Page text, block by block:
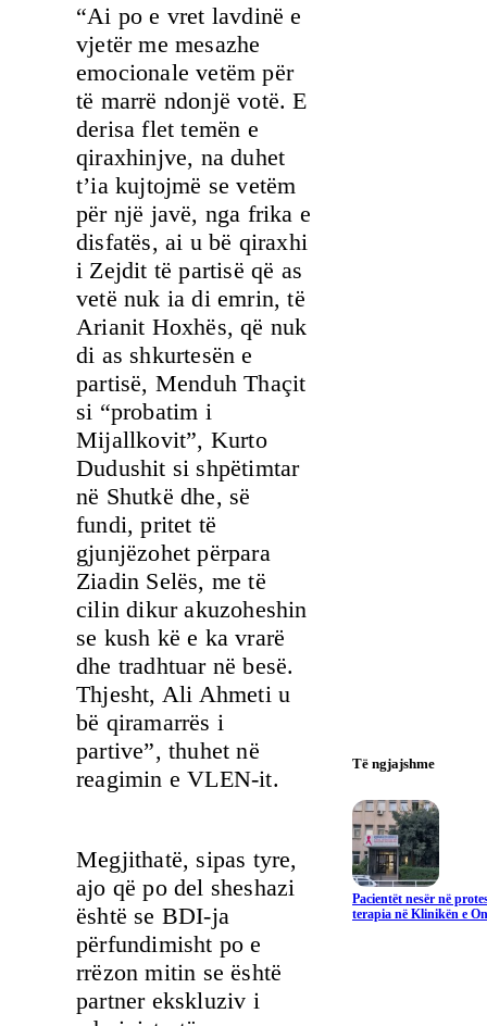
“Ai po e vret lavdinë e
vjetër me mesazhe
emocionale vetëm për
të marrë ndonjë votë. E
derisa flet temën e
qiraxhinjve, na duhet
t’ia kujtojmë se vetëm
për një javë, nga frika e
disfatës, ai u bë qiraxhi
i Zejdit të partisë që as
vetë nuk ia di emrin, të
Arianit Hoxhës, që nuk
di as shkurtesën e
partisë, Menduh Thaçit
si “probatim i
Mijallkovit”, Kurto
Dudushit si shpëtimtar
në Shutkë dhe, së
fundi, pritet të
gjunjëzohet përpara
Ziadin Selës, me të
cilin dikur akuzoheshin
se kush kë e ka vrarë
dhe tradhtuar në besë.
Thjesht, Ali Ahmeti u
bë qiramarrës i
partive”, thuhet në
reagimin e VLEN-it.
Megjithatë, sipas tyre,
ajo që po del sheshazi
është se BDI-ja
përfundimisht po e
rrëzon mitin se është
partner ekskluziv i
Të ngjajshme
Pacientët nesër në
terapia në Klinikën e